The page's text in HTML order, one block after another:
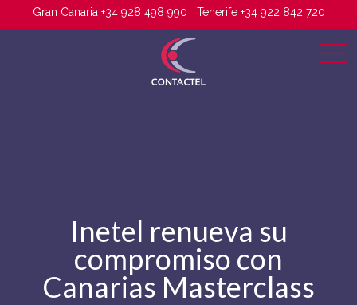
Gran Canaria +34 928 498 990 Tenerife +34 922 842 720
Inetel renueva su
compromiso con
Canarias Masterclass